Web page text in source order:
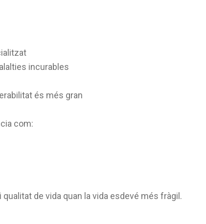
incurables
és més gran
com:
de vida quan la vida esdevé més fràgil.